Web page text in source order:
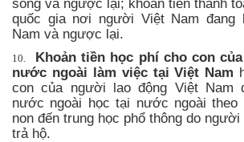
quốc gia nơi người Việt Nam đang
Nam và ngược lại.
10.
Khoản tiền học phí cho con
nước ngoài làm việc tại Việt Nam
con của người lao động Việt Nam
nước ngoài học tại nước ngoài theo
non đến trung học phổ thông do
trả hộ.